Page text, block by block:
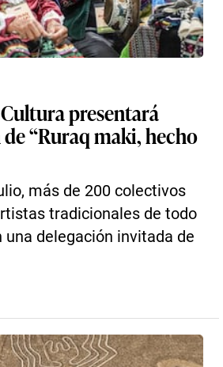
presentará
“Ruraq maki, hecho
más de 200 colectivos
tradicionales de todo
una delegación invitada de